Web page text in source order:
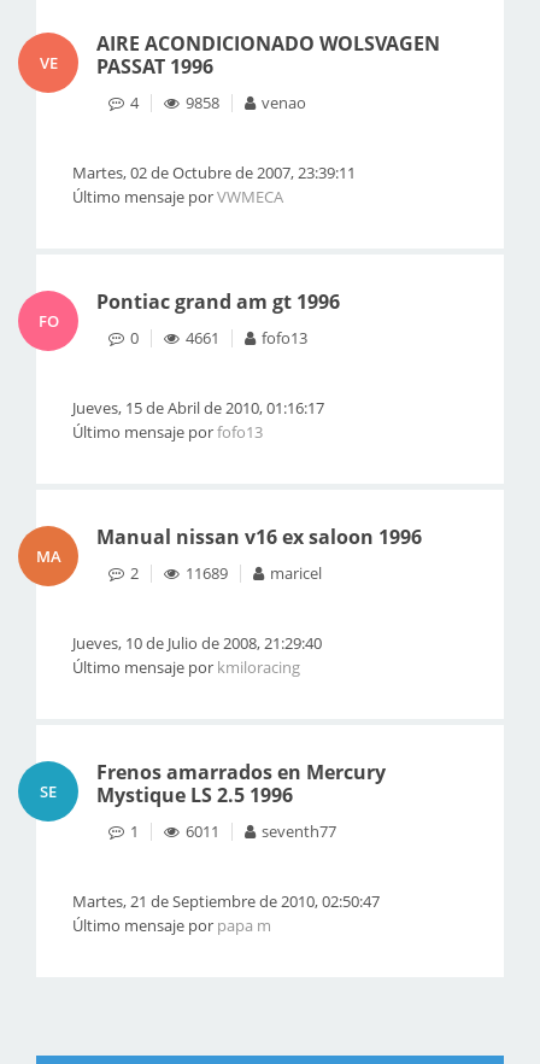
VE
AIRE ACONDICIONADO WOLSVAGEN
PASSAT 1996
4 9858 venao
Martes, 02 de Octubre de 2007, 23:39:11
Último mensaje porVWMECA
FO
Pontiac grand am gt 1996
0 4661 fofo13
Jueves, 15 de Abril de 2010, 01:16:17
Último mensaje porfofo13
MA
Manual nissan v16 ex saloon 1996
2 11689 maricel
Jueves, 10 de Julio de 2008, 21:29:40
Último mensaje por kmiloracing
SE
Frenos amarrados en Mercury
Mystique LS 2.5 1996
1 6011 seventh77
Martes, 21 de Septiembre de 2010, 02:50:47
Último mensaje por papa m